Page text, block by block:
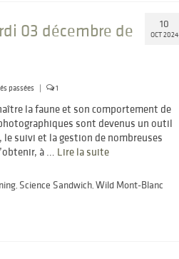
10
OCT 2024
03 décembre de
passées | 1
la faune et son comportement de
sont devenus un outil
suivi et la gestion de nombreuses
à … Lire la suite­­
, Science Sandwich, Wild Mont-Blanc